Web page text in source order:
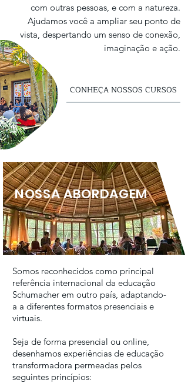
com outras pessoas, e com a natureza.
Ajudamos você a ampliar seu ponto de
vista, despertando um senso de conexão,
imaginação e ação.
CONHEÇA NOSSOS CURSOS
NOSSA ABORDAGEM
Somos reconhecidos como principal
referência internacional da educação
Schumacher em outro país, adaptando-
a a diferentes formatos presenciais e
virtuais.
Seja de forma presencial ou online,
desenhamos experiências de educação
transformadora permeadas pelos
seguintes princípios: